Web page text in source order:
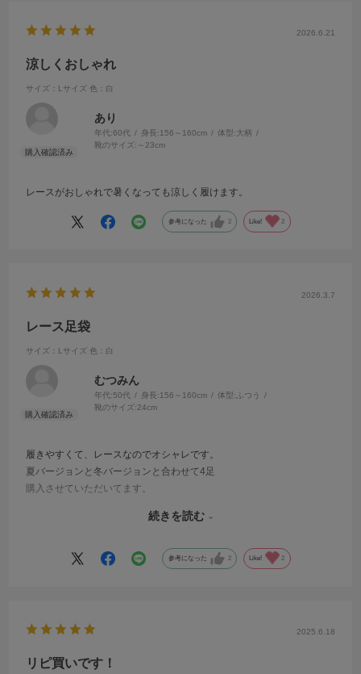
2026.6.21
涼しくおしゃれ
サイズ：Lサイズ 色：白
あり
年代:60代 身長:156～160cm 体型:大柄
靴のサイズ: ～23cm
レースがおしゃれで暑くなっても涼しく履けます。
参考になった 2 Like! 2
2026.3.7
レース足袋
サイズ：Lサイズ 色：白
むつみん
年代:50代 身長:156～160cm 体型: ふつう
靴のサイズ:24cm
履きやすくて、レースなのでオシャレです。
夏バージョンと冬バージョンと合わせて4足
購入させていただいてます。
オシャレですねーと、声かけられます。
ふるくなりましたら、又購入させて頂きます。
続きを読む
参考になった 2 Like! 2
2025.6.18
リピ買いです！